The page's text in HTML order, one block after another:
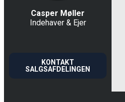
Casper Møller
Indehaver & Ejer
KONTAKT
SALGSAFDELINGEN